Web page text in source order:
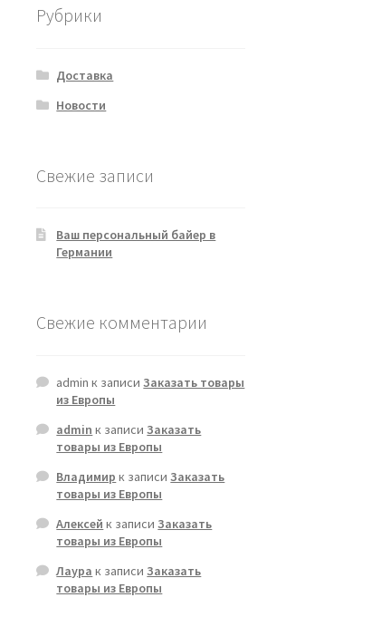
Рубрики
Доставка
Новости
Свежие записи
Ваш персональный байер в
Германии
Свежие комментарии
admin к записиЗаказать товары
из Европы
admin к записиЗаказать
товары из Европы
Владимир к записиЗаказать
товары из Европы
Алексей к записиЗаказать
товары из Европы
Лаура к записиЗаказать
товары из Европы